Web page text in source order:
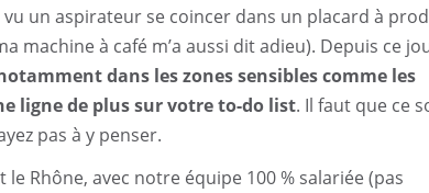
un aspirateur se coincer dans un placard à
machine à café m’a aussi dit adieu). Depuis ce
dans les zones sensibles comme les
ligne de plus sur votre to-do list. Il faut que ce
pas à y penser.
Rhône, avec notre équipe 100 % salariée (pas